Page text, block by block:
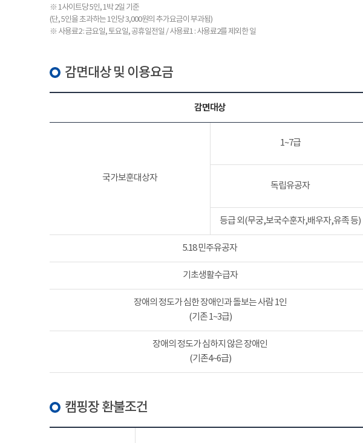
※ 1사이트당 5인, 1박 2일 기준
(단, 5인을 초과하는 1인당 3,000원의 추가요금이 부과됨)
※ 사용료2 : 금요일, 토요일, 공휴일전일 / 사용료1 : 사용료2를 제외한 일
감면대상 및 이용요금
감면대상
국가보훈대상자
1~7급
독립유공자
등급 외(무궁,보국수훈자,배우자,유족 등)
5.18 민주유공자
기초생활수급자
장애의 정도가 심한 장애인과 돌보는 사람 1인
(기존 1~3급)
장애의 정도가 심하지 않은 장애인
(기존4~6급)
캠핑장 환불조건